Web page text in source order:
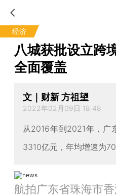
经济
八城获批设立跨
全面覆盖
文｜财新 方祖望
2022年02月09日 18:48
从2016年到2021年，广
3310亿元，年均增速为
航拍广东省珠海市